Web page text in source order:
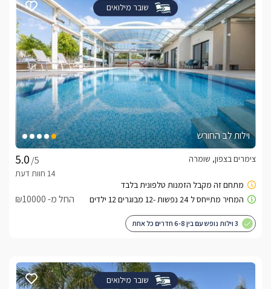
שובר מילואים
וילות לב החורש
/5
צימרים בצפון, שומרה
החל מ- ₪10000
3 וילות נופש עם בין 6-8 חדרים כל אחת
שובר מילואים